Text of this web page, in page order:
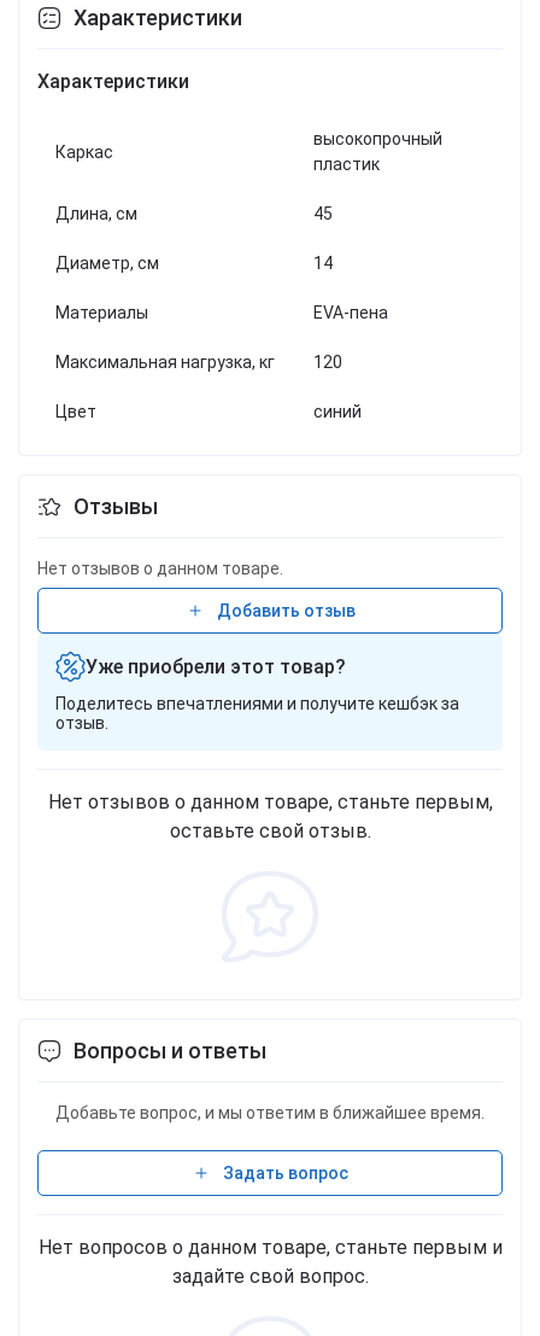
Характеристики
Характеристики
Каркас
высокопрочный
пластик
Длина, см 45
Диаметр, см 14
Материалы EVA-пена
Максимальная нагрузка, кг 120
Цвет синий
Отзывы
Нет отзывов о данном товаре.
Добавить отзыв
Уже приобрели этот товар?
Поделитесь впечатлениями и получите кешбэк за
отзыв.
Нет отзывов о данном товаре, станьте первым,
оставьте свой отзыв.
Вопросы и ответы
Добавьте вопрос, и мы ответим в ближайшее время.
Задать вопрос
Нет вопросов о данном товаре, станьте первым и
задайте свой вопрос.